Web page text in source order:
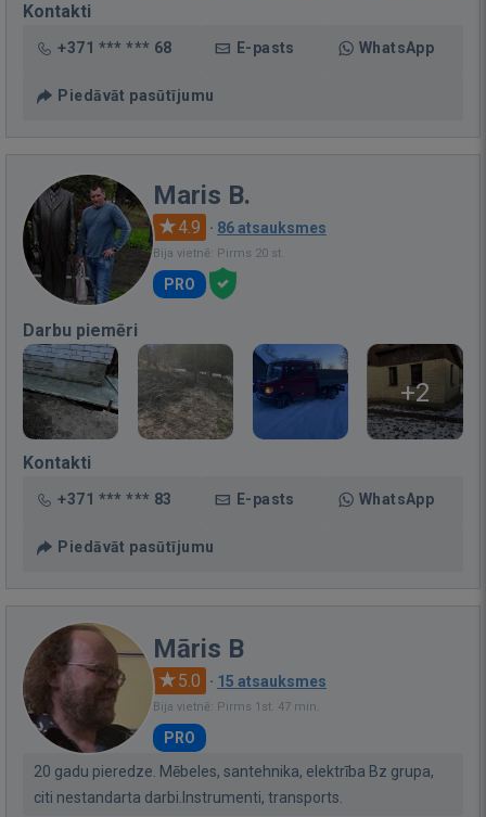
Kontakti
+371 *** *** 68 E-pasts WhatsApp
Piedāvāt pasūtījumu
Maris B.
4.9 · 86 atsauksmes
Bija vietnē: Pirms 20 st.
PRO
Darbu piemēri
+2
Kontakti
+371 *** *** 83 E-pasts WhatsApp
Piedāvāt pasūtījumu
Māris B
5.0 · 15 atsauksmes
Bija vietnē: Pirms 1st. 47 min.
PRO
20 gadu pieredze. Mēbeles, santehnika, elektrība Bz grupa,
citi nestandarta darbi.Instrumenti, transports.